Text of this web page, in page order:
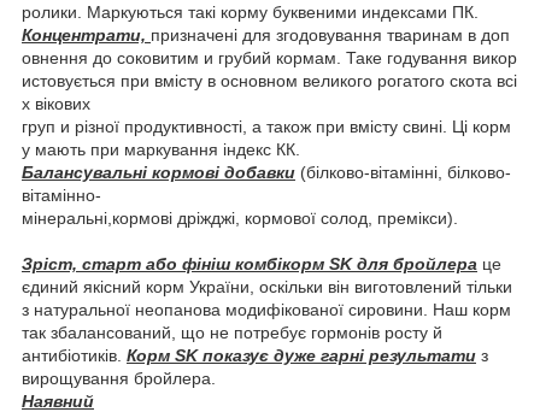
ролики. Маркуються такі корму буквеними индексами ПК.
Концентрати, призначені для згодовування тваринам в доп
овнення до соковитим и грубий кормам. Таке годування викор
истовується при вмісту в основном великого рогатого скота всі
х вікових
груп и різної продуктивності, а також при вмісту свині. Ці корм
у мають при маркування індекс КК.
Балансувальні кормові добавки (білково-вітамінні, білково-
вітамінно-
мінеральні,кормові дріжджі, кормової солод, премікси).
Зріст, старт або фініш комбікорм SK для бройлера це
єдиний якісний корм України, оскільки він виготовлений тільки
з натуральної неопанова модифікованої сировини. Наш корм
так збалансований, що не потребує гормонів росту й
антибіотиків. Корм SK показує дуже гарні результати з
вирощування бройлера.
Наявний